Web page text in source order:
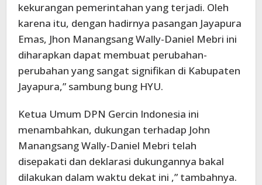
kekurangan pemerintahan yang terjadi. Oleh
karena itu, dengan hadirnya pasangan Jayapura
Emas, Jhon Manangsang Wally-Daniel Mebri ini
diharapkan dapat membuat perubahan-
perubahan yang sangat signifikan di Kabupaten
Jayapura,” sambung bung HYU.
Ketua Umum DPN Gercin Indonesia ini
menambahkan, dukungan terhadap John
Manangsang Wally-Daniel Mebri telah
disepakati dan deklarasi dukungannya bakal
dilakukan dalam waktu dekat ini ,” tambahnya.